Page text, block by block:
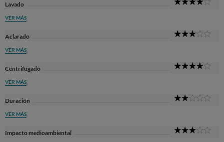
Lavado
VER MÁS
Aclarado
VER MÁS
Centrifugado
VER MÁS
Duración
VER MÁS
Impacto medioambiental